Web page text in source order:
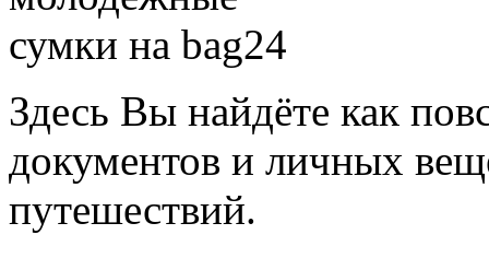
Здесь Вы найдёте как
документов и личных
путешествий.